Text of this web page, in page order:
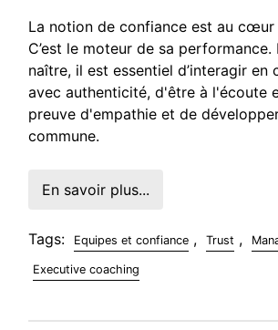
La notion de confiance est au cœur
C’est le moteur de sa
naître, il est essentiel d’interagir en
avec authenticité, d'être à l'écoute
preuve d'empathie et de
commune.
En savoir plus...
Tags: Equipes et confiance , Trust ,
Executive coaching